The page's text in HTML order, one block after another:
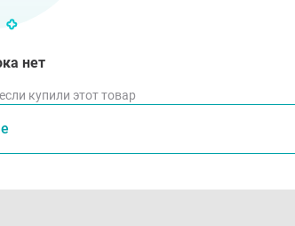
нет
купили этот товар